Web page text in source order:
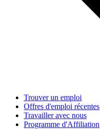
Trouver un emploi
Offres d'emploi récentes
Travailler avec nous
Programme d'Affiliation